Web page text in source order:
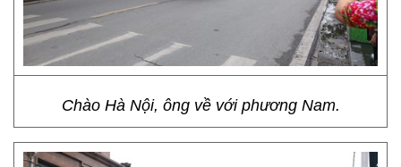
Chào Hà Nội, ông về với phương Nam.